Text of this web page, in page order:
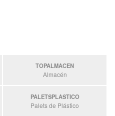
TOPALMACEN
Almacén
PALETSPLASTICO
Palets de Plástico